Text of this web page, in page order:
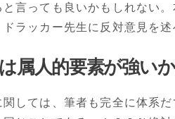
言っても良いかもしれない
ラッカー先生に反対意見を
属人的要素が強い
しては、筆者も完全に体系